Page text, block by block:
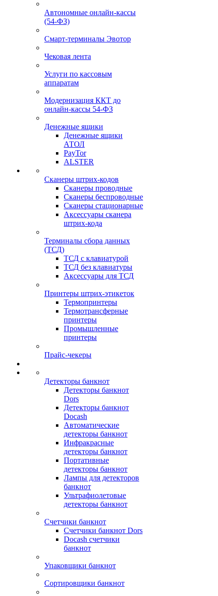
Автономные онлайн-кассы
(54-ФЗ)
Смарт-терминалы Эвотор
Чековая лента
Услуги по кассовым
аппаратам
Модернизация ККТ до
онлайн-кассы 54-ФЗ
Денежные ящики
Денежные ящики
АТОЛ
PayTor
ALSTER
Сканеры штрих-кодов
Сканеры проводные
Сканеры беспроводные
Сканеры стационарные
Аксессуары сканера
штрих-кода
Терминалы сбора данных
(ТСД)
ТСД с клавиатурой
ТСД без клавиатуры
Аксессуары для ТСД
Принтеры штрих-этикеток
Термопринтеры
Термотрансферные
принтеры
Промышленные
принтеры
Прайс-чекеры
Детекторы банкнот
Детекторы банкнот
Dors
Детекторы банкнот
Docash
Автоматические
детекторы банкнот
Инфракрасные
детекторы банкнот
Портативные
детекторы банкнот
Лампы для детекторов
банкнот
Ультрафиолетовые
детекторы банкнот
Счетчики банкнот
Счетчики банкнот Dors
Docash счетчики
банкнот
Упаковщики банкнот
Сортировщики банкнот